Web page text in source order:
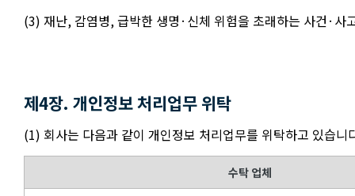
(3) 재난, 감염병, 급박한 생명·신체 위험을 초래하는 사건·사
제4장. 개인정보 처리업무 위탁
(1) 회사는 다음과 같이 개인정보 처리업무를 위탁하고 있습니
수탁 업체